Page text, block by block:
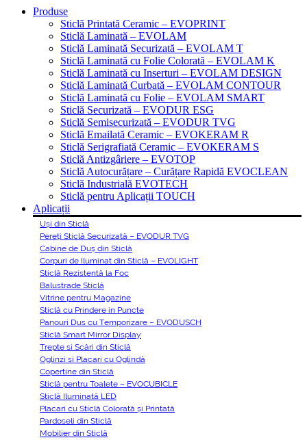
Produse
Sticlă Printată Ceramic – EVOPRINT
Sticlă Laminată – EVOLAM
Sticlă Laminată Securizată – EVOLAM T
Sticlă Laminată cu Folie Colorată – EVOLAM K
Sticlă Laminată cu Inserturi – EVOLAM DESIGN
Sticlă Laminată Curbată – EVOLAM CONTOUR
Sticlă Laminată cu Folie – EVOLAM SMART
Sticlă Securizată – EVODUR ESG
Sticlă Semisecurizată – EVODUR TVG
Sticlă Emailată Ceramic – EVOKERAM R
Sticlă Serigrafiată Ceramic – EVOKERAM S
Sticlă Antizgâriere – EVOTOP
Sticlă Autocurățare – Curățare Rapidă EVOCLEAN
Sticlă Industrială EVOTECH
Sticlă pentru Aplicații TOUCH
Aplicații
Uși din Sticlă
Pereți Sticlă Securizată – EVODUR TVG
Cabine de Duș din Sticlă
Corpuri de Iluminat din Sticlă – EVOLIGHT
Sticlă Rezistentă la Foc
Balustrade Sticlă
Vitrine pentru Magazine
Sticlă cu Prindere in Puncte
Panouri Dus cu Temporizare – EVODUSCH
Sticlă Smart Mirror Display
Trepte si Scări din Sticlă
Oglinzi si Placari cu Oglindă
Copertine din Sticlă
Sticlă pentru Toalete – EVOCUBICLE
Sticlă Iluminată LED
Placari cu Sticlă Colorată și Printată
Pardoseli din Sticlă
Mobilier din Sticlă